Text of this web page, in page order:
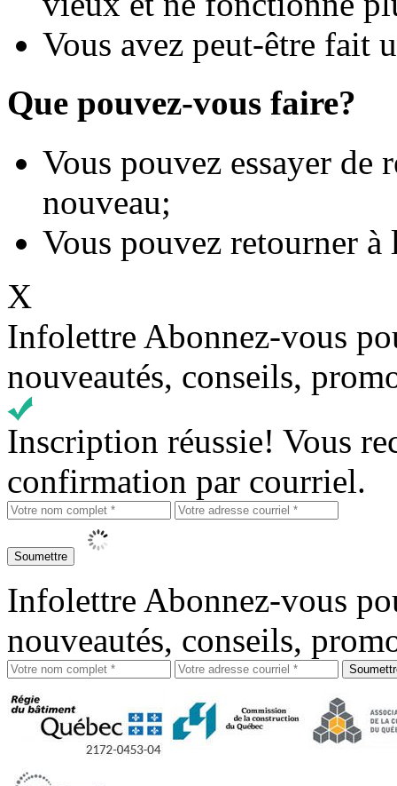
Vous avez peut-être fait
Que pouvez-vous faire?
Vous pouvez essayer de
nouveau;
Vous pouvez retourner
X
Infolettre Abonnez-vous
nouveautés, conseils,
Inscription réussie! Vous
confirmation par courriel.
Infolettre Abonnez-vous
nouveautés, conseils,